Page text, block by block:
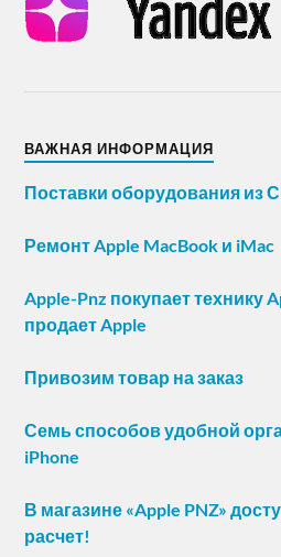
ВАЖНАЯ ИНФОРМАЦИЯ
Поставки оборудования из
Ремонт Apple MacBook и iMac
Apple-Pnz покупает технику
продает Apple
Привозим товар на заказ
Семь способов удобной
iPhone
В магазине «Apple PNZ»
расчет!